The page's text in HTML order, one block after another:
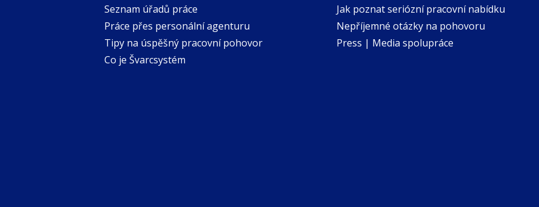
Seznam úřadů práce
Práce přes personální agenturu
Tipy na úspěšný pracovní pohovor
Co je Švarcsystém
Jak poznat seriózní pracovní nabídku
Nepříjemné otázky na pohovoru
Press | Media spolupráce